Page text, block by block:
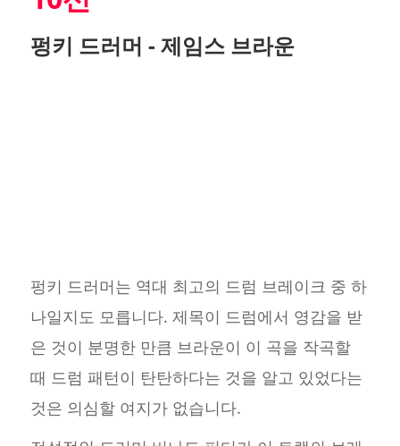
펑키 드러머 - 제임스 브라운
펑키 드러머는 역대 최고의 드럼 브레이크 중 하
나일지도 모릅니다. 제목이 드럼에서 영감을 받
은 것이 분명한 만큼 브라운이 이 곡을 작곡할
때 드럼 패턴이 탄탄하다는 것을 알고 있었다는
것은 의심할 여지가 없습니다.